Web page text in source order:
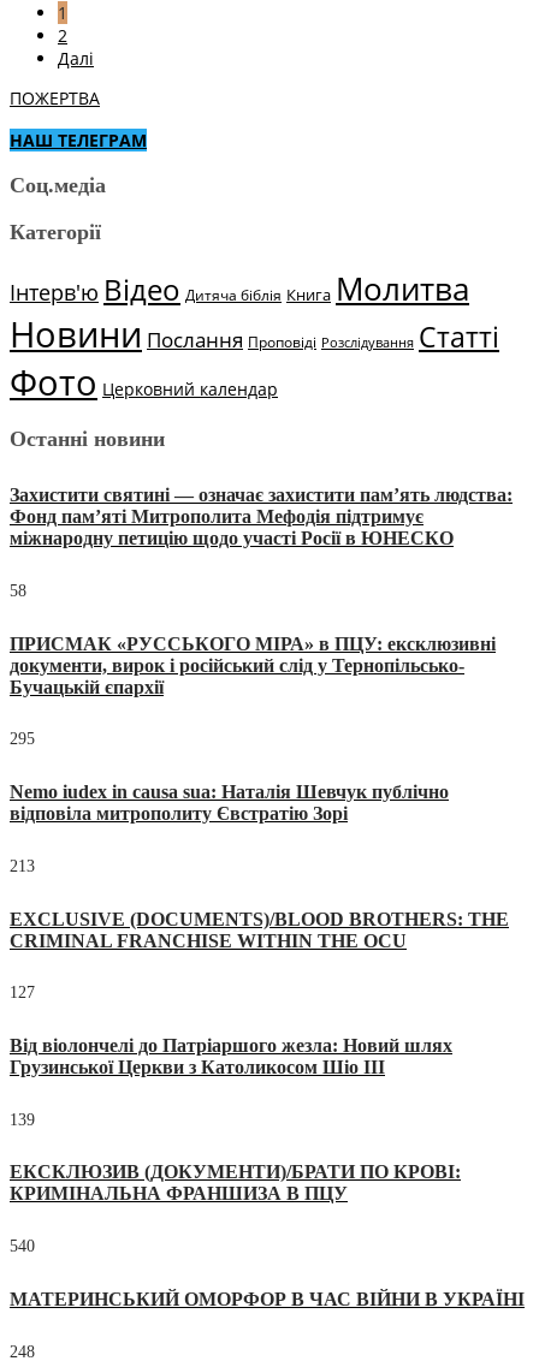
1
2
Далі
ПОЖЕРТВА
НАШ ТЕЛЕГРАМ
Соц.медіа
Категорії
Інтерв'ю Відео Дитяча біблія Книга Молитва
Новини Послання Проповіді Розслідування Статті
Фото Церковний календар
Останні новини
Захистити святині — означає захистити пам’ять людства:
Фонд пам’яті Митрополита Мефодія підтримує
міжнародну петицію щодо участі Росії в ЮНЕСКО
58
ПРИСМАК «РУССЬКОГО МІРА» в ПЦУ: ексклюзивні
документи, вирок і російський слід у Тернопільсько-
Бучацькій єпархії
295
Nemo iudex in causa sua: Наталія Шевчук публічно
відповіла митрополиту Євстратію Зорі
213
EXCLUSIVE (DOCUMENTS)/BLOOD BROTHERS: THE
CRIMINAL FRANCHISE WITHIN THE OCU
127
Від віолончелі до Патріаршого жезла: Новий шлях
Грузинської Церкви з Католикосом Шіо III
139
ЕКСКЛЮЗИВ (ДОКУМЕНТИ)/БРАТИ ПО КРОВІ:
КРИМІНАЛЬНА ФРАНШИЗА В ПЦУ
540
МАТЕРИНСЬКИЙ ОМОРФОР В ЧАС ВІЙНИ В УКРАЇНІ
248